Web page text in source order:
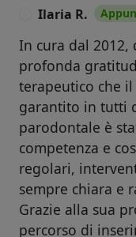
Ilaria R.
In cura dal 2012,
profonda
terapeutico che
garantito in tutti
parodontale è
competenza e
regolari,
sempre chiara e
Grazie alla sua
percorso di